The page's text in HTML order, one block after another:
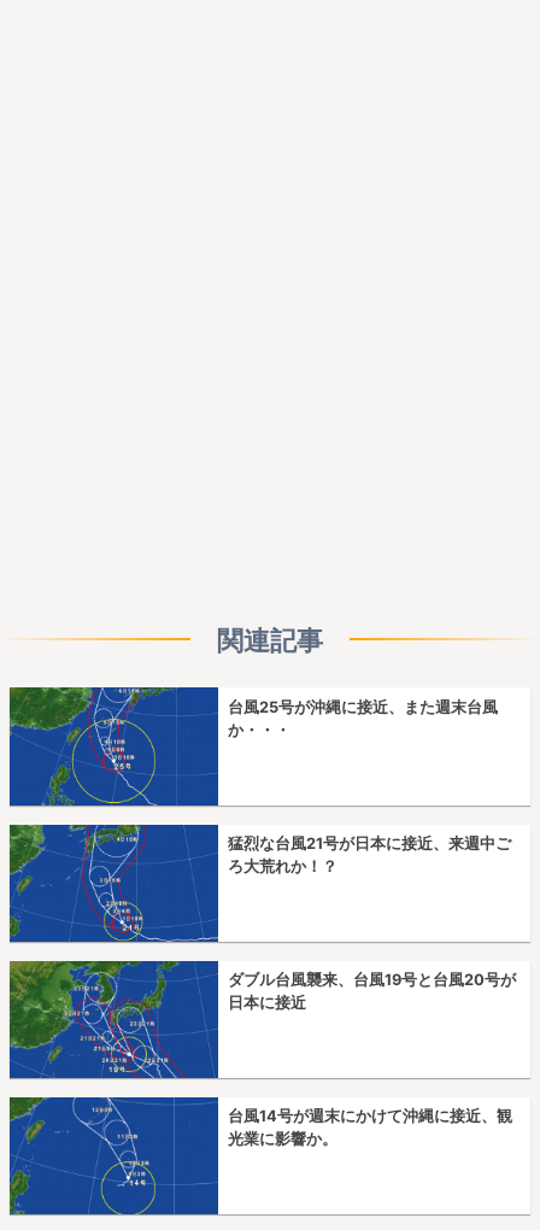
関連記事
台風25号が沖縄に接近、また週末台風
か・・・
猛烈な台風21号が日本に接近、来週中ご
ろ大荒れか！？
ダブル台風襲来、台風19号と台風20号が
日本に接近
台風14号が週末にかけて沖縄に接近、観
光業に影響か。